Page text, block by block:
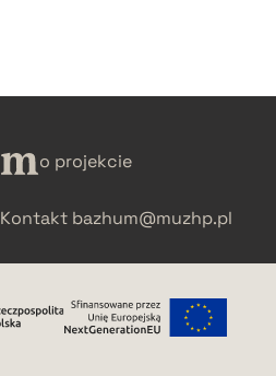
o projekcie
Kontakt bazhum@muzhp.pl